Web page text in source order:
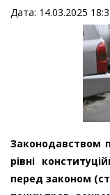
Дата: 14.03.2025
Законодавством
рівні
перед законом